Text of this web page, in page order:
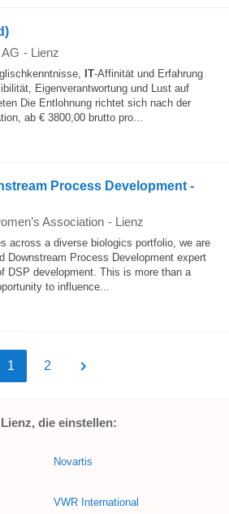
- Lienz
IT-Affinität und Erfahrung
Eigenverantwortung und Lust auf
Die Entlohnung richtet sich nach der
ab € 3800,00 brutto pro...
Process Development -
Association - Lienz
across a diverse biologics portfolio, we are
Downstream Process Development expert
DSP development. This is more than a
to influence...
1 2
die einstellen:
Novartis
VWR International